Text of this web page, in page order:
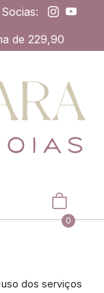
de 229,90
0
dos serviços